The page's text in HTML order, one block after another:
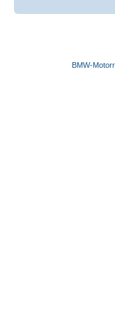
BMW-